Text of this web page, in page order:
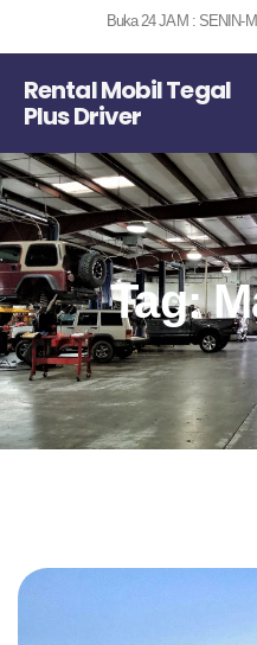
Buka 24 JAM : SENIN-
Rental Mobil Tegal
Plus Driver
Tag: